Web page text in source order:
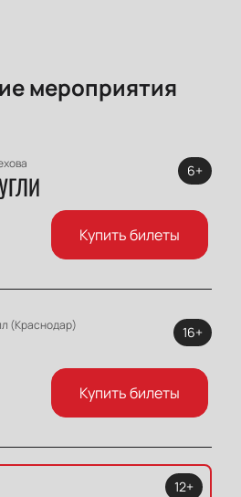
мероприятия
6+
Купить билеты
(Краснодар) 16+
Купить билеты
12+